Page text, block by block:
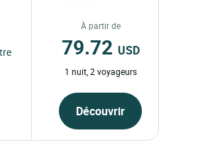
À partir de
79.72 USD
1 nuit, 2 voyageurs
Découvrir